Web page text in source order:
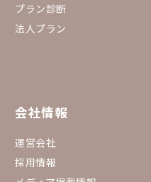
プラン診断
法人プラン
会社情報
運営会社
採用情報